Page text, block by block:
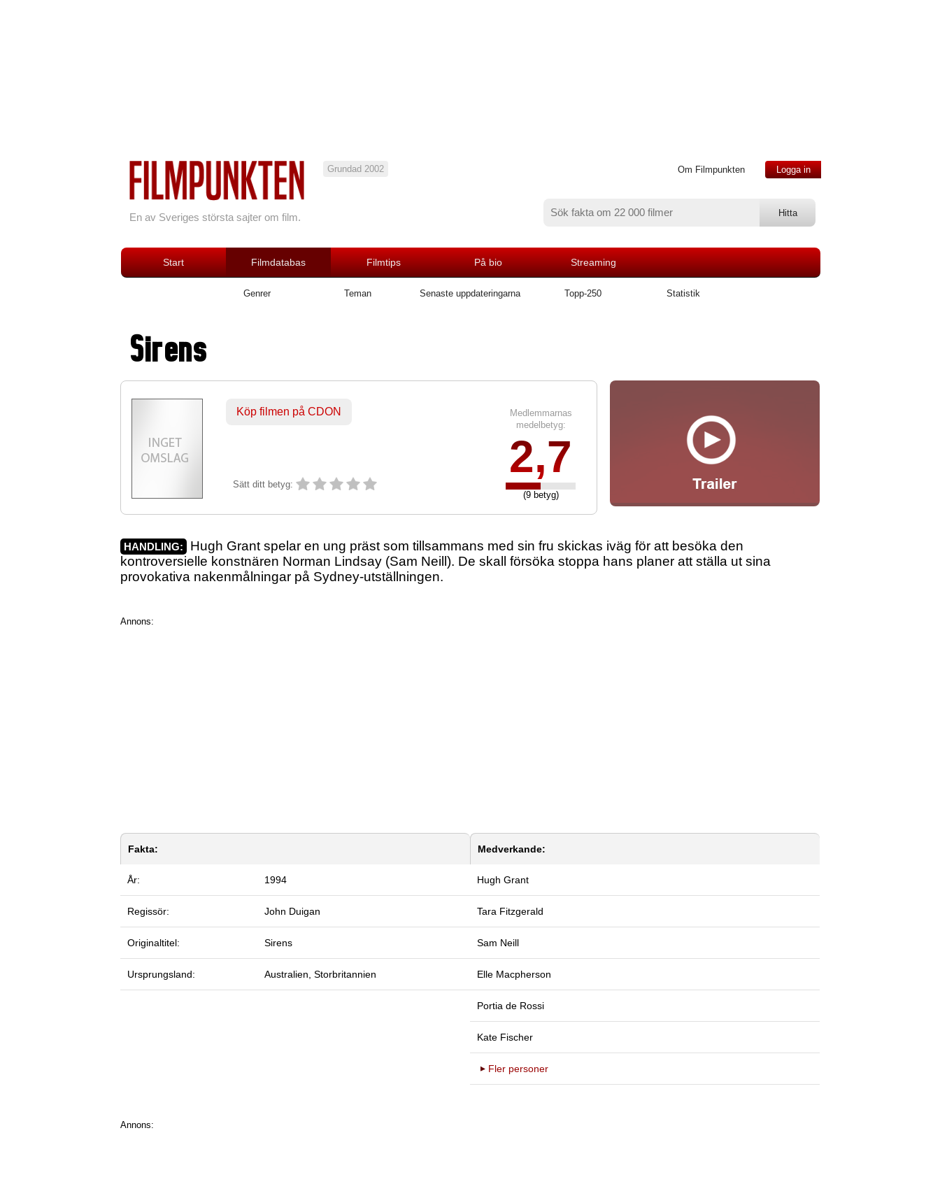
En av Sveriges största sajter om film.
Grundad 2002 Om Filmpunkten Logga in
Start Filmdatabas Filmtips På bio Streaming
Genrer Teman Senaste uppdateringarna Topp-250 Statistik
Sirens
Köp filmen på CDON
Sätt ditt betyg:
Medlemmarnas
medelbetyg:
2,7
(9 betyg)
HANDLING:
Hugh Grant spelar en ung präst som tillsammans med sin fru skickas iväg för att besöka den
kontroversielle konstnären Norman Lindsay (Sam Neill). De skall försöka stoppa hans planer att ställa ut sina
provokativa nakenmålningar på Sydney-utställningen.
Annons:
Fakta:
År: 1994
Regissör: John Duigan
Originaltitel: Sirens
Ursprungsland: Australien, Storbritannien
Medverkande:
Hugh Grant
Tara Fitzgerald
Sam Neill
Elle Macpherson
Portia de Rossi
Kate Fischer
Fler personer
Annons: